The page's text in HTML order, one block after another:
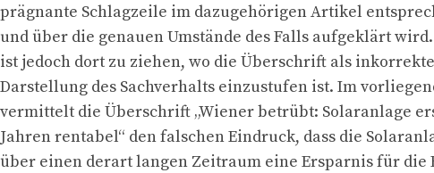
prägnante Schlagzeile im dazugehörigen Artikel
und über die genauen Umstände des Falls aufgeklärt
ist jedoch dort zu ziehen, wo die Überschrift als inkorrekte
Darstellung des Sachverhalts einzustufen ist. Im
vermittelt die Überschrift „Wiener betrübt: Solaranlage
Jahren rentabel“ den falschen Eindruck, dass die
über einen derart langen Zeitraum eine Ersparnis für die